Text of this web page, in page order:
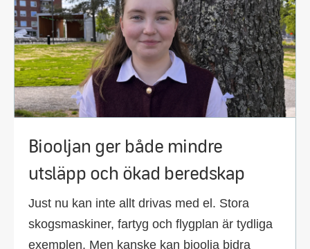
Biooljan ger både mindre
utsläpp och ökad beredskap
Just nu kan inte allt drivas med el. Stora
skogsmaskiner, fartyg och flygplan är tydliga
exemplen. Men kanske kan bioolja bidra